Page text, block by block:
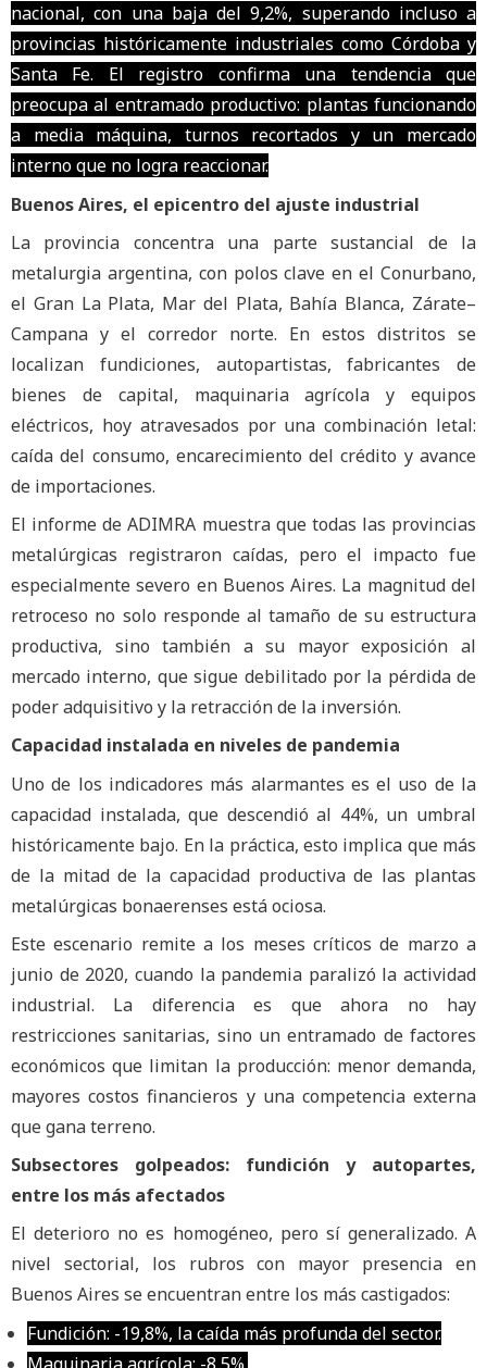
nacional, con una baja del 9,2%, superando incluso a
provincias históricamente industriales como Córdoba y
Santa Fe. El registro confirma una tendencia que
preocupa al entramado productivo: plantas funcionando
a media máquina, turnos recortados y un mercado
interno que no logra reaccionar.
Buenos Aires, el epicentro del ajuste industrial
La provincia concentra una parte sustancial de la
metalurgia argentina, con polos clave en el Conurbano,
el Gran La Plata, Mar del Plata, Bahía Blanca, Zárate–
Campana y el corredor norte. En estos distritos se
localizan fundiciones, autopartistas, fabricantes de
bienes de capital, maquinaria agrícola y equipos
eléctricos, hoy atravesados por una combinación letal:
caída del consumo, encarecimiento del crédito y avance
de importaciones.
El informe de ADIMRA muestra que todas las provincias
metalúrgicas registraron caídas, pero el impacto fue
especialmente severo en Buenos Aires. La magnitud del
retroceso no solo responde al tamaño de su estructura
productiva, sino también a su mayor exposición al
mercado interno, que sigue debilitado por la pérdida de
poder adquisitivo y la retracción de la inversión.
Capacidad instalada en niveles de pandemia
Uno de los indicadores más alarmantes es el uso de la
capacidad instalada, que descendió al 44%, un umbral
históricamente bajo. En la práctica, esto implica que más
de la mitad de la capacidad productiva de las plantas
metalúrgicas bonaerenses está ociosa.
Este escenario remite a los meses críticos de marzo a
junio de 2020, cuando la pandemia paralizó la actividad
industrial. La diferencia es que ahora no hay
restricciones sanitarias, sino un entramado de factores
económicos que limitan la producción: menor demanda,
mayores costos financieros y una competencia externa
que gana terreno.
Subsectores golpeados: fundición y autopartes,
entre los más afectados
El deterioro no es homogéneo, pero sí generalizado. A
nivel sectorial, los rubros con mayor presencia en
Buenos Aires se encuentran entre los más castigados:
Fundición: -19,8%, la caída más profunda del sector.